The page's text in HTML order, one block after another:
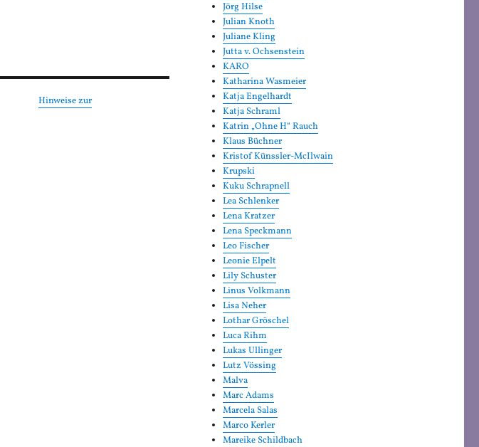
Hinweise zur
Jörg Hilse
Julian Knoth
Juliane Kling
Jutta v. Ochsenstein
KARO
Katharina Wasmeier
Katja Engelhardt
Katja Schraml
Katrin „Ohne H“ Rauch
Klaus Büchner
Kristof Künssler-McIlwain
Krupski
Kuku Schrapnell
Lea Schlenker
Lena Kratzer
Lena Speckmann
Leo Fischer
Leonie Elpelt
Lily Schuster
Linus Volkmann
Lisa Neher
Lothar Gröschel
Luca Rihm
Lukas Ullinger
Lutz Vössing
Malva
Marc Adams
Marcela Salas
Marco Kerler
Mareike Schildbach